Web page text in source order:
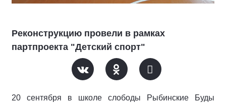
Реконструкцию провели в рамках
партпроекта "Детский спорт"
20 сентября в школе слободы Рыбинские Буды